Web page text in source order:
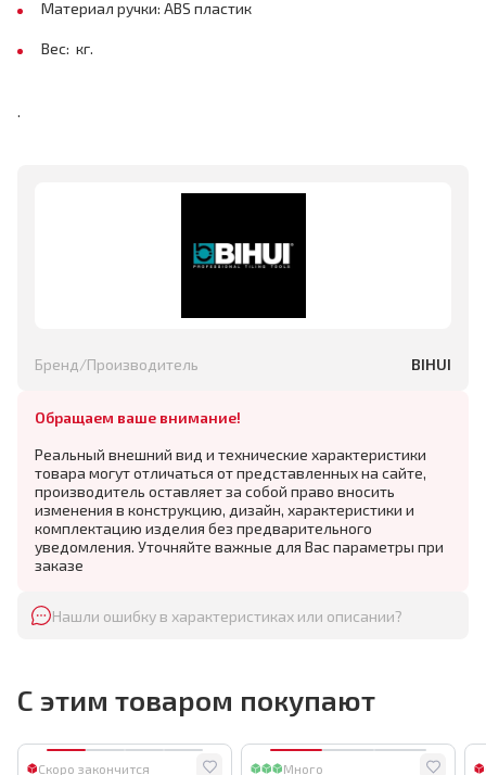
Материал ручки: ABS пластик
Вес: кг.
.
Бренд/Производитель BIHUI
Обращаем ваше внимание!
Реальный внешний вид и технические характеристики
товара могут отличаться от представленных на сайте,
производитель оставляет за собой право вносить
изменения в конструкцию, дизайн, характеристики и
комплектацию изделия без предварительного
уведомления. Уточняйте важные для Вас параметры при
заказе
Нашли ошибку в характеристиках или описании?
С этим товаром покупают
Скоро закончится Много